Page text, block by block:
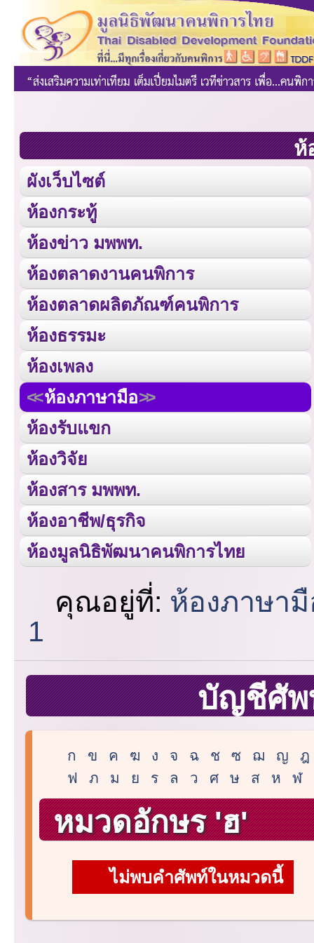
ห้
ผังเว็บไซต์
ห้องกระทู้
ห้องข่าว มพพท.
ห้องตลาดงานคนพิการ
ห้องตลาดผลิตภัณฑ์คนพิการ
ห้องธรรมะ
ห้องเพลง
ห้องภาษามือ
ห้องรับแขก
ห้องวิจัย
ห้องสาร มพพท.
ห้องอาชีพ/ธุรกิจ
ห้องมูลนิธิพัฒนาคนพิการไทย
คุณอยู่ที่: ห้องภาษา
1
บัญชีศัพ
ก ข ค ฆ ง จ ฉ ช ซ ฌ ญ
ฎ
ฟ
ภ ม ย ร ล ว ศ ษ ส ห ฬ
หมวดอักษร 'ฮ'
ไม่พบคำศัพท์ในหมวดนี้